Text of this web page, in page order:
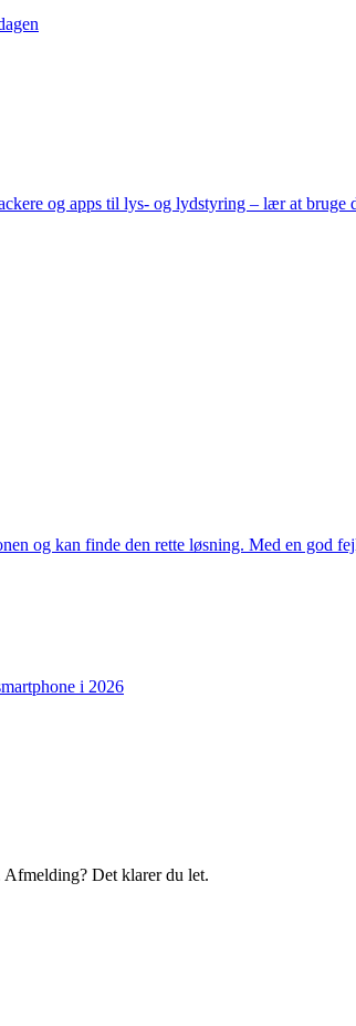
og apps til lys- og lydstyring – lær at
og kan finde den rette løsning. Med en god
i 2026
Afmelding? Det klarer du let.